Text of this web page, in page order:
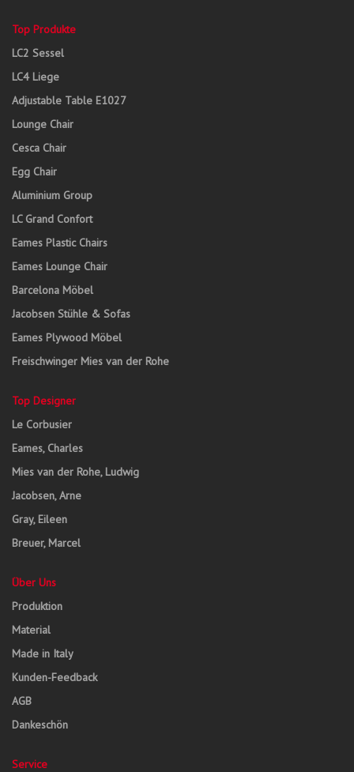
Top Produkte
LC2 Sessel
LC4 Liege
Adjustable Table E1027
Lounge Chair
Cesca Chair
Egg Chair
Aluminium Group
LC Grand Confort
Eames Plastic Chairs
Eames Lounge Chair
Barcelona Möbel
Jacobsen Stühle & Sofas
Eames Plywood Möbel
Freischwinger Mies van der Rohe
Top Designer
Le Corbusier
Eames, Charles
Mies van der Rohe, Ludwig
Jacobsen, Arne
Gray, Eileen
Breuer, Marcel
Über Uns
Produktion
Material
Made in Italy
Kunden-Feedback
AGB
Dankeschön
Service